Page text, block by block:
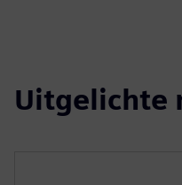
Uitgelichte